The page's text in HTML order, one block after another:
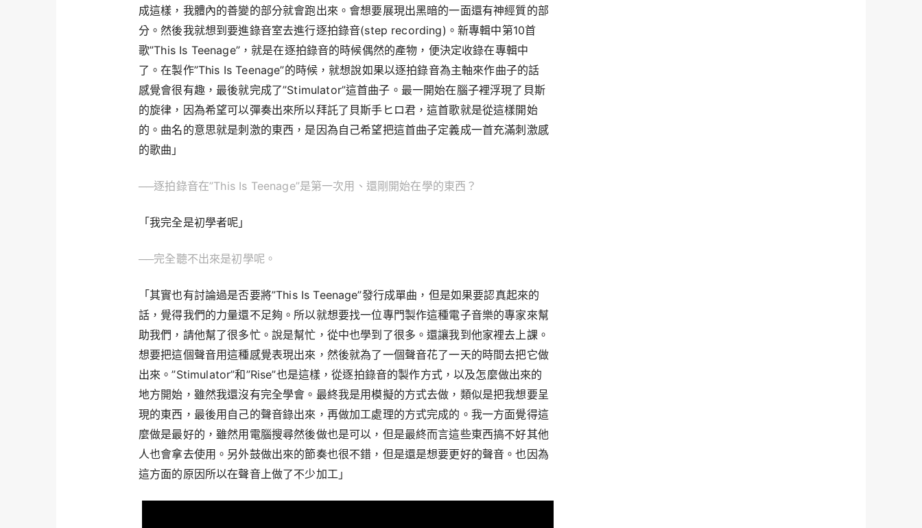
成這樣，我體內的善變的部分就會跑出來。會想要展現出黑暗的一面還有神經質的部
分。然後我就想到要進錄音室去進行逐拍錄音(step recording)。新專輯中第10首
歌”This Is Teenage”，就是在逐拍錄音的時候偶然的產物，便決定收錄在專輯中
了。在製作”This Is Teenage”的時候，就想說如果以逐拍錄音為主軸來作曲子的話
感覺會很有趣，最後就完成了”Stimulator”這首曲子。最一開始在腦子裡浮現了貝斯
的旋律，因為希望可以彈奏出來所以拜託了貝斯手ヒロ君，這首歌就是從這樣開始
的。曲名的意思就是刺激的東西，是因為自己希望把這首曲子定義成一首充滿刺激感
的歌曲」
──逐拍錄音在”This Is Teenage”是第一次用、還剛開始在學的東西？
「我完全是初學者呢」
──完全聽不出來是初學呢。
「其實也有討論過是否要將”This Is Teenage”發行成單曲，但是如果要認真起來的
話，覺得我們的力量還不足夠。所以就想要找一位專門製作這種電子音樂的專家來幫
助我們，請他幫了很多忙。說是幫忙，從中也學到了很多。還讓我到他家裡去上課。
想要把這個聲音用這種感覺表現出來，然後就為了一個聲音花了一天的時間去把它做
出來。”Stimulator”和”Rise”也是這樣，從逐拍錄音的製作方式，以及怎麼做出來的
地方開始，雖然我還沒有完全學會。最終我是用模擬的方式去做，類似是把我想要呈
現的東西，最後用自己的聲音錄出來，再做加工處理的方式完成的。我一方面覺得這
麼做是最好的，雖然用電腦搜尋然後做也是可以，但是最終而言這些東西搞不好其他
人也會拿去使用。另外鼓做出來的節奏也很不錯，但是還是想要更好的聲音。也因為
這方面的原因所以在聲音上做了不少加工」